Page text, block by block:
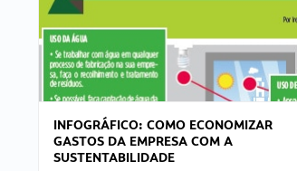
INFOGRÁFICO: COMO ECONOMIZAR
GASTOS DA EMPRESA COM A
SUSTENTABILIDADE